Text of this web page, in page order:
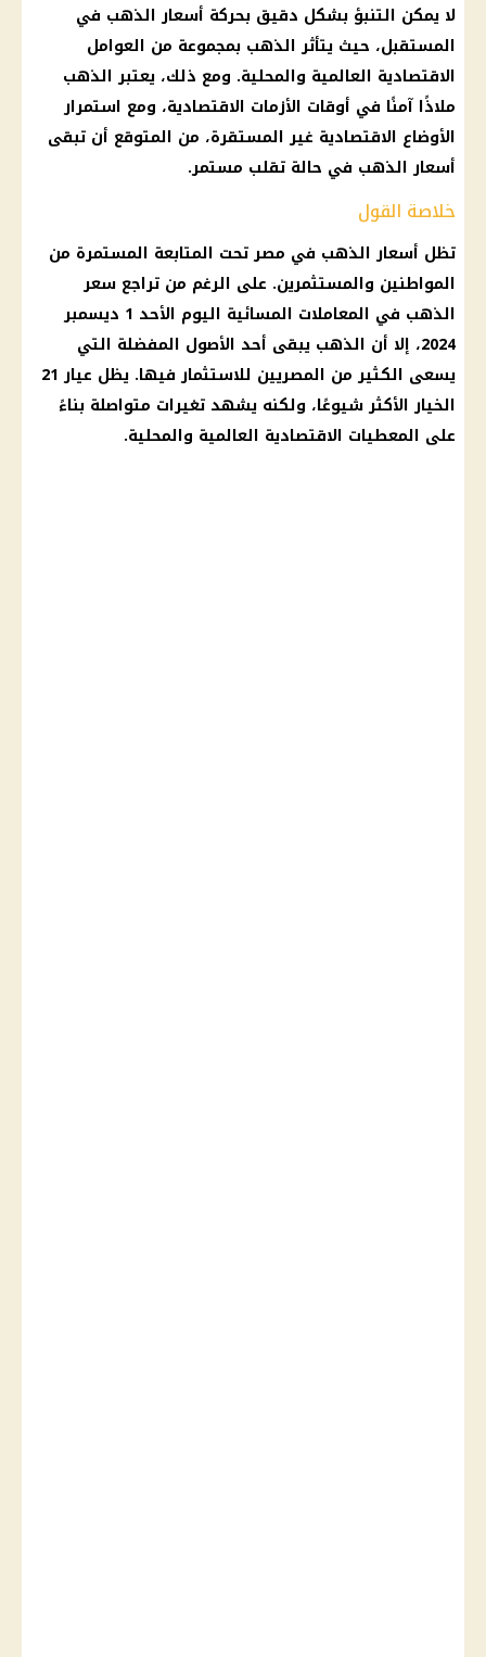
لا يمكن التنبؤ بشكل دقيق بحركة أسعار الذهب في
المستقبل، حيث يتأثرالذهب بمجموعة من العوامل
الاقتصادية العالمية والمحلية. ومع ذلك، يعتبرالذهب
ملاذًا آمنًا في أوقات الأزمات الاقتصادية، ومع استمرار
الأوضاع الاقتصادية غير المستقرة، من المتوقع أن تبقى
أسعار الذهب في حالة تقلب مستمر.
خلاصة القول
تظل أسعار الذهب في مصرتحت المتابعة المستمرة من
المواطنين والمستثمرين. على الرغم من تراجع سعر
الذهب
في المعاملات المسائية اليوم الأحد 1 ديسمبر
2024، إلا أن
الذهب يبقى أحد الأصول المفضلة التي
يسعى الكثير من المصريين للاستثمار فيها. يظل عيار 21
الخيار الأكثر شيوعًا، ولكنه يشهد تغيرات متواصلة بناءً
على المعطيات الاقتصادية العالمية والمحلية.